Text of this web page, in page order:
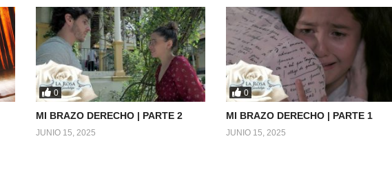
0
MI BRAZO DERECHO | PARTE 2
JUNIO 15, 2025
0
MI BRAZO DERECHO | PARTE 1
JUNIO 15, 2025